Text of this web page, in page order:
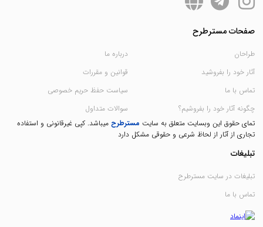
صفحات مسترطرح
طراحان
آثار خود را بفروشید
تماس با ما
چگونه آثار خود را بفروشیم؟
درباره ما
قوانین و مقررات
سیاست حفظ حریم خصوصی
سوالات متداول
تمای حقوق این وبسایت متعلق به سایت مسترطرح میباشد. کپی غیرقانونی و استفاده
تجاری از آثار از لحاظ شرعی و حقوقی مشکل دارد
تبلیغات
تبلیغات در سایت مسترطرح
تماس با ما